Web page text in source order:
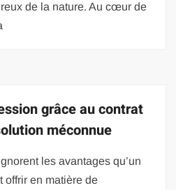
de la nature. Au cœur de
grâce au contrat
méconnue
les avantages qu’un
offrir en matière de